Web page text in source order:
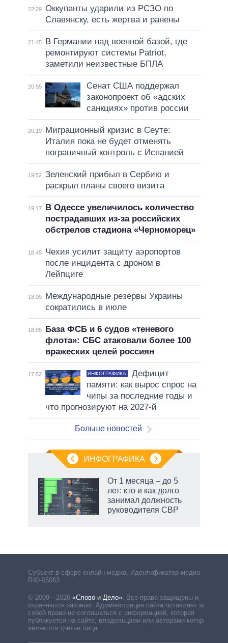
22:29 Оккупанты ударили из РСЗО по
Славянску, есть жертва и ранены
21:45
В Германии над военной базой, где
ремонтируют системы Patriot,
заметили неизвестные БПЛА
20:55
Сенат США поддержал
законопроект об «адских
санкциях» против россии
20:19
Миграционный кризис в Сеуте:
Италия пока не будет отменять
пограничный контроль с Испанией
19:52 Зеленский прибыл в Сербию и
раскрыл планы своего визита
19:17
В Одессе увеличилось количество
пострадавших из-за российских
обстрелов стадиона «Черноморец»
18:45
Чехия усилит защиту аэропортов
после инцидента с дроном в
Лейпциге
18:09
Международные резервы Украины
сократились в июле
18:05
База ФСБ и 6 судов «теневого
флота»: СБС атаковали более 100
вражеских целей россиян
17:52 ИНФОГРАФИКА
Дефицит
памяти: как вырос спрос на
чипы за последние годы и
что прогнозируют на 2027-й
Больше новостей
ИНФОГРАФИКА
От 1 месяца – до 5
лет: кто и как долго
занимал должность
руководителя СВР
Субъект в сфере онлайн-медиа. Идентификатор медиа –
R40-05063
© 2009—2026 «Слово и Дело». Все права защищены и
охраняются законом. Администрация сайта оставляет за
собой право не соглашаться с информацией, которая
публикуется на сайте, владельцами или авторами которой
являются третьи лица.